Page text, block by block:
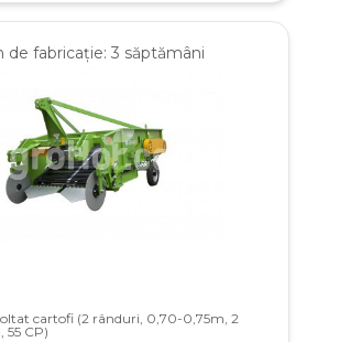
de fabricație: 3 săptămâni
cartofi (2 rânduri, 0,70-0,75m, 2
55 CP)